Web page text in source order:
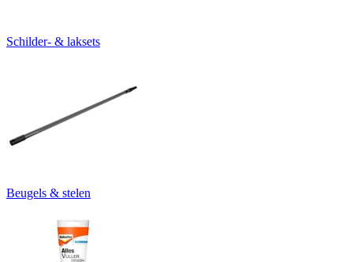
Schilder- & laksets
Beugels & stelen